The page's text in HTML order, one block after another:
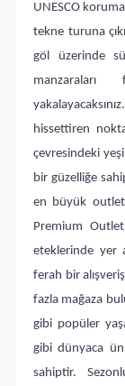
UNESCO
tekne turuna
göl üzerinde
hissettiren
çevresindeki
bir güzelliğe
en büyük outlet
Premium
eteklerinde yer
ferah bir
fazla mağaza
gibi popüler
gibi dünyaca
sahiptir.